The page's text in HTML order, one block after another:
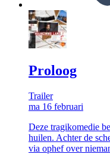
Proloog
Trailer
ma 16 februari
Deze tragikomedie
huilen. Achter de
via ophef over